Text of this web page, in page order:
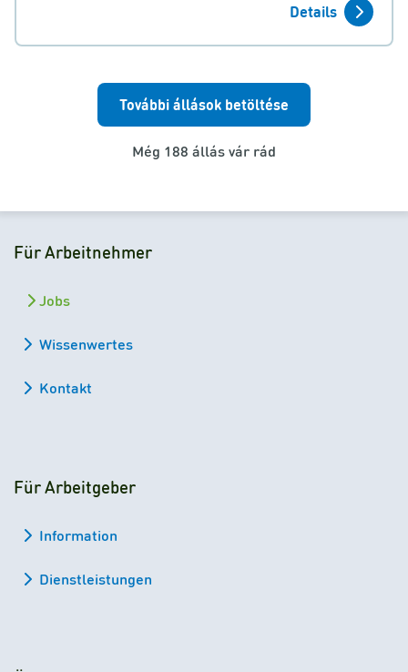
Details
További állások betöltése
Még 188 állás vár rád
Für Arbeitnehmer
Jobs
Wissenwertes
Kontakt
Für Arbeitgeber
Information
Dienstleistungen